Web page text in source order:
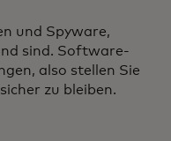
und Spyware,
sind. Software-
also stellen Sie
zu bleiben.